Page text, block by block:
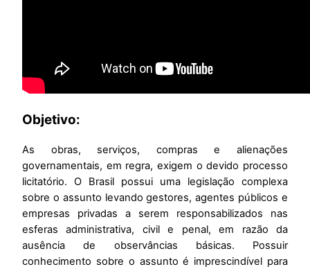
Objetivo:
As obras, serviços, compras e alienações
governamentais, em regra, exigem o devido processo
licitatório. O Brasil possui uma legislação complexa
sobre o assunto levando gestores, agentes públicos e
empresas privadas a serem responsabilizados nas
esferas administrativa, civil e penal, em razão da
ausência de observâncias básicas. Possuir
conhecimento sobre o assunto é imprescindível para